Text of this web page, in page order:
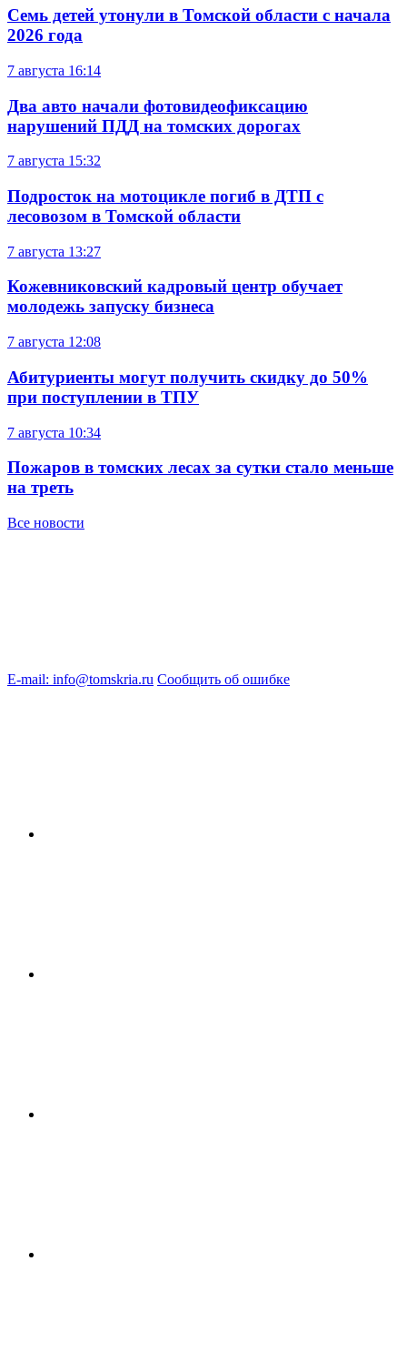
Семь детей утонули в Томской области с начала
2026 года
7 августа 16:14
Два авто начали фотовидеофиксацию
нарушений ПДД на томских дорогах
7 августа 15:32
Подросток на мотоцикле погиб в ДТП с
лесовозом в Томской области
7 августа 13:27
Кожевниковский кадровый центр обучает
молодежь запуску бизнеса
7 августа 12:08
Абитуриенты могут получить скидку до 50%
при поступлении в ТПУ
7 августа 10:34
Пожаров в томских лесах за сутки стало меньше
на треть
Все новости
E-mail: info@tomskria.ru Сообщить об ошибке